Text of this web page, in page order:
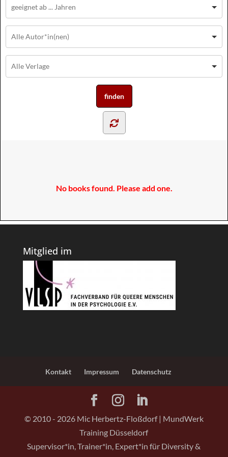
No books found. Please add one.
Mitglied im
Kontakt Impressum Datenschutz
© 2010 - 2026Mic Herbertz-Floßdorf | MundWerk
Training Düsseldorf
Supervisor*in, Trainer*in, Expert*in für Diversity &